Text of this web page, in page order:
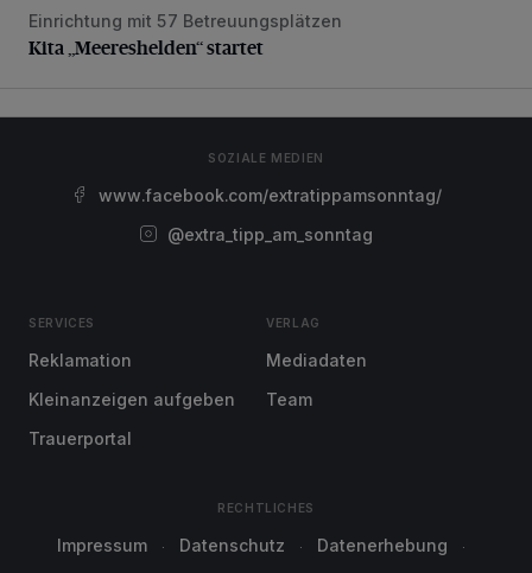
Kita „Meereshelden“ startet
Einrichtung mit 57 Betreuungsplätzen
Kita „Meereshelden“ startet
SOZIALE MEDIEN
www.facebook.com/extratippamsonntag/
@extra_tipp_am_sonntag
SERVICES
Reklamation
Kleinanzeigen aufgeben
Trauerportal
VERLAG
Mediadaten
Team
RECHTLICHES
Impressum Datenschutz Datenerhebung